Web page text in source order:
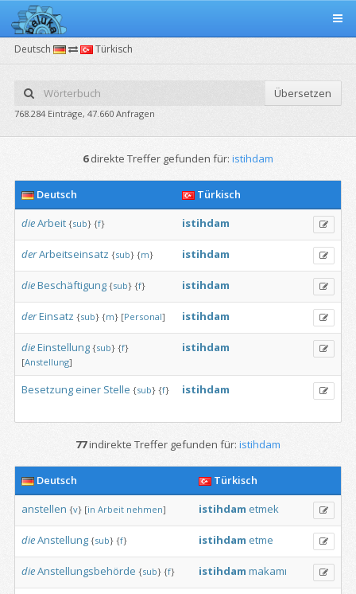
Deutsch Türkisch
Übersetzen
768.284 Einträge, 47.660 Anfragen
6direkte Treffer gefunden für: istihdam
Deutsch
Türkisch
dieArbeit {sub} {f} istihdam
derArbeitseinsatz {sub} {m} istihdam
dieBeschäftigung {sub} {f} istihdam
derEinsatz {sub} {m} [Personal] istihdam
dieEinstellung {sub} {f}
[Anstellung]
istihdam
Besetzung einer Stelle {sub} {f} istihdam
77indirekte Treffer gefunden für: istihdam
Deutsch
Türkisch
anstellen {v} [in Arbeit nehmen] istihdam etmek
dieAnstellung {sub} {f} istihdam etme
dieAnstellungsbehörde {sub} {f} istihdam makamı